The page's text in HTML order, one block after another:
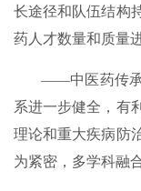
长途径和队伍结构
药人才数量和质量
——中医药传承
系进一步健全，有
理论和重大疾病防
为紧密，多学科融